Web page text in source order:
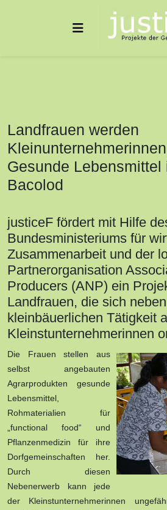
Landfrauen werden
Gesunde Lebensmittel
Bacolod
justiceF fördert mit Hilfe
Bundesministeriums für
Zusammenarbeit und der
Partnerorganisation
Producers (ANP) ein
Landfrauen, die sich
kleinbäuerlichen Tätigkeit
Kleinstunternehmerinnen
Die Frauen stellen aus
selbst angebauten
Agrarprodukten gesunde
Lebensmittel,
Rohmaterialien für
„functional food“ und
Pflanzenmedizin für ihre
Dorfgemeinschaften her.
Durch diesen
Nebenerwerb kann jede
der Kleinstunternehmerinnen